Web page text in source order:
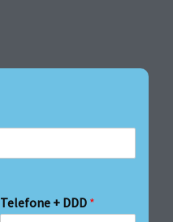
Telefone + DDD *